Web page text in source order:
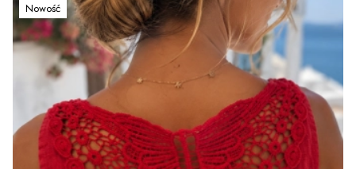
Nowość